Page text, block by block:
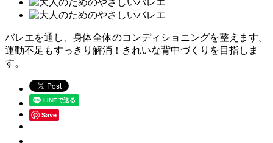
バレエを通し、身体全体のコンディショニングを整えます。
運動不足もすっきり解消！きれいな背中づくりを目指しま
す。
Save